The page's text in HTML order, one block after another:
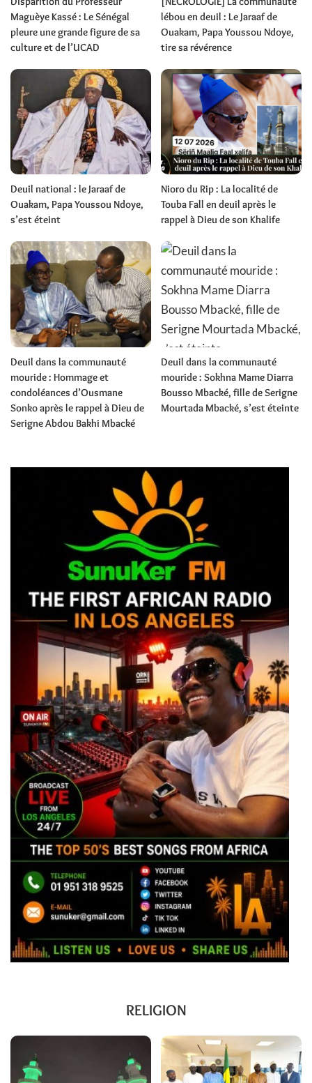
Maguèye Kassé : Le Sénégal
pleure une grande figure de sa
culture et de l’UCAD
lébou en deuil : Le Jaraaf de
Ouakam, Papa Youssou Ndoye,
tire sa révérence
Deuil national : le Jaraaf de
Ouakam, Papa Youssou Ndoye,
s’est éteint
Nioro du Rip : La localité de
Touba Fall en deuil après le
rappel à Dieu de son Khalife
Deuil dans la communauté
mouride : Hommage et
condoléances d’Ousmane
Sonko après le rappel à Dieu de
Serigne Abdou Bakhi Mbacké
Deuil dans la communauté
mouride : Sokhna Mame Diarra
Bousso Mbacké, fille de Serigne
Mourtada Mbacké, s’est éteinte
RELIGION